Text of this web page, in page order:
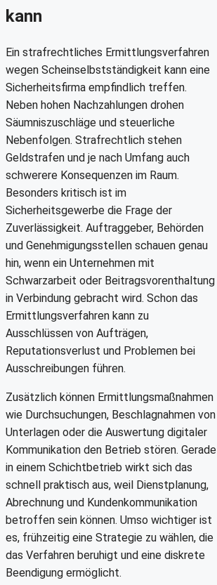
kann
Ein strafrechtliches Ermittlungsverfahren
wegen Scheinselbstständigkeit kann eine
Sicherheitsfirma empfindlich treffen.
Neben hohen Nachzahlungen drohen
Säumniszuschläge und steuerliche
Nebenfolgen. Strafrechtlich stehen
Geldstrafen und je nach Umfang auch
schwerere Konsequenzen im Raum.
Besonders kritisch ist im
Sicherheitsgewerbe die Frage der
Zuverlässigkeit. Auftraggeber, Behörden
und Genehmigungsstellen schauen genau
hin, wenn ein Unternehmen mit
Schwarzarbeit oder Beitragsvorenthaltung
in Verbindung gebracht wird. Schon das
Ermittlungsverfahren kann zu
Ausschlüssen von Aufträgen,
Reputationsverlust und Problemen bei
Ausschreibungen führen.
Zusätzlich können Ermittlungsmaßnahmen
wie Durchsuchungen, Beschlagnahmen von
Unterlagen oder die Auswertung digitaler
Kommunikation den Betrieb stören. Gerade
in einem Schichtbetrieb wirkt sich das
schnell praktisch aus, weil Dienstplanung,
Abrechnung und Kundenkommunikation
betroffen sein können. Umso wichtiger ist
es, frühzeitig eine Strategie zu wählen, die
das Verfahren beruhigt und eine diskrete
Beendigung ermöglicht.